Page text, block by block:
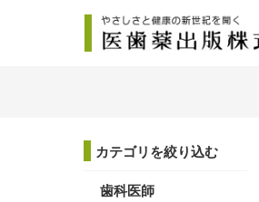
カテゴリを絞り込む
歯科医師